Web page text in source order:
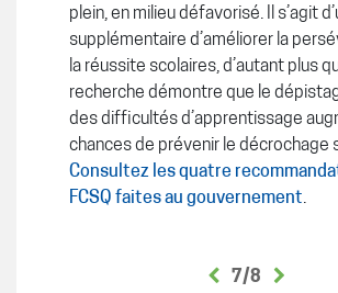
plein, en milieu défavorisé. Il s’agit
supplémentaire d’améliorer la
la réussite scolaires, d’autant plus
recherche démontre que le
des difficultés d’apprentissage
chances de prévenir le décrochage
Consultez les quatre
FCSQ faites au gouvernement.
7/8